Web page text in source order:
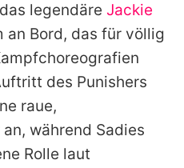
legendäre Jackie
an Bord, das für völlig
des Punishers
raue,
während Sadies
Rolle laut